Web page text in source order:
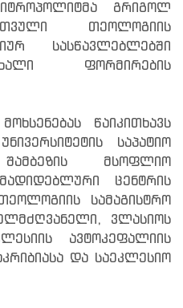
გრიგოლ
თეოლოგიის
სასწავლებლებში
ფორმირების
წაიკითხავს
საპატიო
მსოფლიო
ცენტრის
სამაგისტრო
ვლასიოს
ავტოკეფალიის
და საეკლესიო